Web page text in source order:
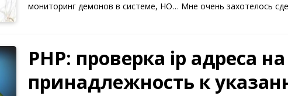
мониторинг демонов в системе, НО… Мне очень захотелось
PHP: проверка ip адреса на
принадлежность к